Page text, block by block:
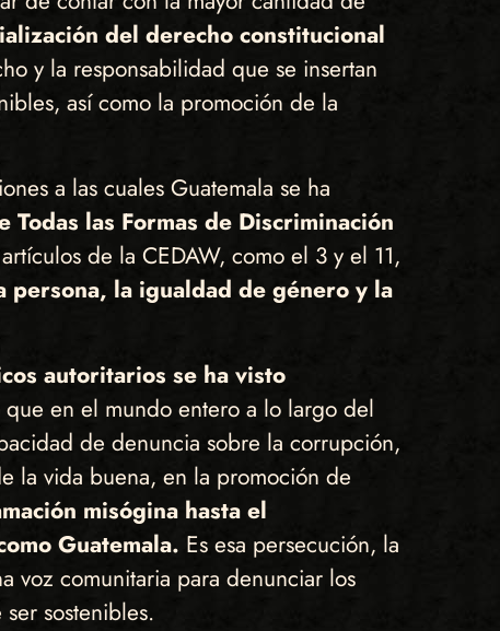
del derecho constitucional
y la responsabilidad que se insertan
así como la promoción de la
a las cuales Guatemala se ha
las Formas de Discriminación
de la CEDAW, como el 3 y el 11,
la igualdad de género y la
autoritarios se ha visto
en el mundo entero a lo largo del
de denuncia sobre la corrupción,
la vida buena, en la promoción de
misógina hasta el
Guatemala. Es esa persecución, la
voz comunitaria para denunciar los
sostenibles.